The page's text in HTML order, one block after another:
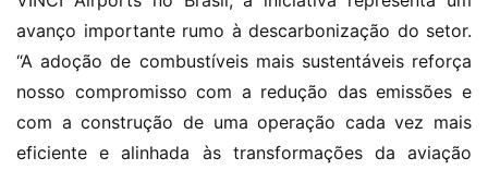
avanço importante rumo à descarbonização do setor.
“A adoção de combustíveis mais sustentáveis reforça
nosso compromisso com a redução das emissões e
com a construção de uma operação cada vez mais
eficiente e alinhada às transformações da aviação